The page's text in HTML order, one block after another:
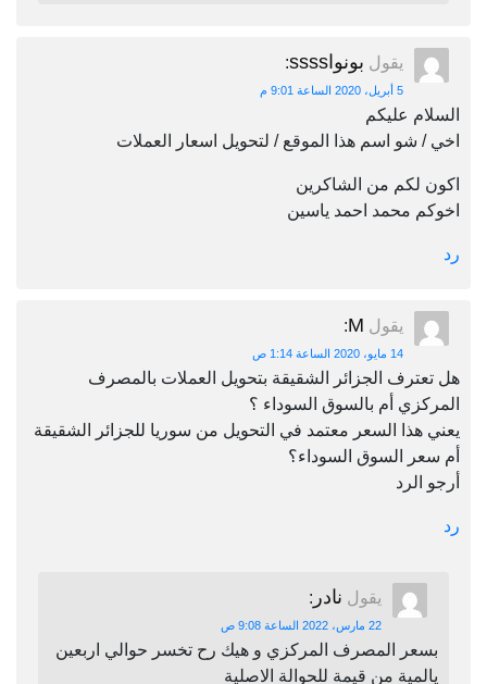
يقول بونواssss :
5 أبريل، 2020 الساعة 9:01 م
السلام عليكم
اخي / شو اسم هذا الموقع / لتحويل اسعار العملات
اكون لكم من الشاكرين
اخوكم محمد احمد ياسين
رد
يقول M
:
14 مايو، 2020 الساعة 1:14 ص
هل تعترف الجزائر الشقيقة بتحويل العملات بالمصرف
المركزي أم بالسوق السوداء ؟
يعني هذا السعر معتمد في التحويل من سوريا للجزائر الشقيقة
أم سعر السوق السوداء؟
أرجو الرد
رد
يقول نادر :
22 مارس، 2022 الساعة 9:08 ص
بسعر المصرف المركزي و هيك رح تخسر حوالي اربعين
يالمية من قيمة للحوالة الاصلية